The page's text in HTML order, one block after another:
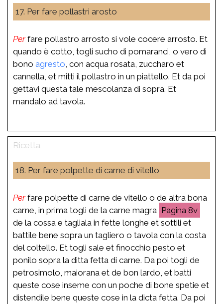
17. Per fare pollastri arosto
Perfare pollastro arrosto si vole cocere arrosto. Et
quando è cotto, togli sucho di pomaranci, o vero di
bono agresto , con acqua rosata, zuccharo et
cannella, et mitti il pollastro in un piattello. Et da poi
gettavi questa tale mescolanza di sopra. Et
mandalo ad tavola.
18. Per fare polpette di carne di vitello
Perfare polpette di carne de vitello o de altra bona
carne, in prima togli de la carne magra
8v
de la cossa e tagliala in fette longhe et sottili et
battile bene sopra un tagliero o tavola con la costa
del coltello. Et togli sale et finocchio pesto et
ponilo sopra la ditta fetta di carne. Da poi togli de
petrosimolo, maiorana et de bon lardo, et batti
queste cose inseme con un poche di bone spetie et
distendile bene queste cose in la dicta fetta. Da poi